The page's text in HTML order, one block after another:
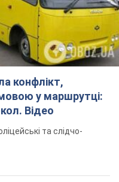
конфлікт,
у маршрутці:
Відео
та слідчо-